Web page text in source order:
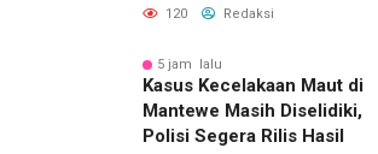
Lahirnya Generasi Qur’ani
120 Redaksi
5 jam lalu
Kasus Kecelakaan Maut di
Mantewe Masih Diselidiki,
Polisi Segera Rilis Hasil